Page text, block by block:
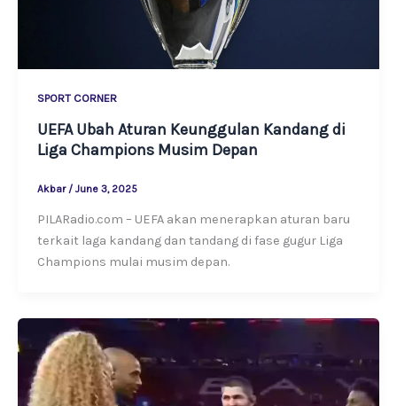
SPORT CORNER
UEFA Ubah Aturan Keunggulan Kandang di
Liga Champions Musim Depan
Akbar / June 3, 2025
PILARadio.com – UEFA akan menerapkan aturan baru
terkait laga kandang dan tandang di fase gugur Liga
Champions mulai musim depan.